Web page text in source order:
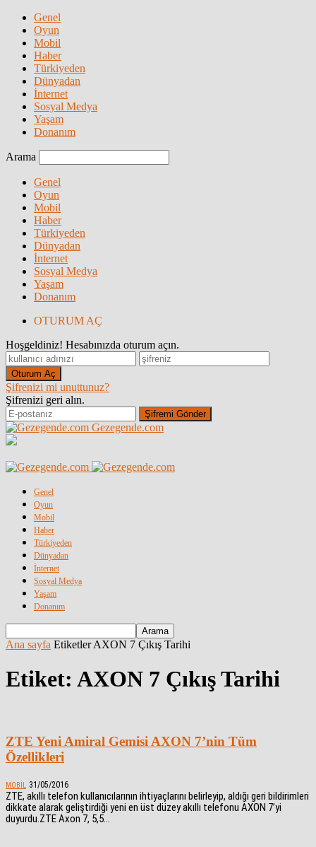
Genel
Oyun
Mobil
Haber
Türkiyeden
Dünyadan
İnternet
Sosyal Medya
Yaşam
Donanım
Arama
Genel
Oyun
Mobil
Haber
Türkiyeden
Dünyadan
İnternet
Sosyal Medya
Yaşam
Donanım
OTURUM AÇ
Hoşgeldiniz! Hesabınızda oturum açın.
Şifrenizi mi unuttunuz?
Şifrenizi geri alın.
Gezegende.com
Genel
Oyun
Mobil
Haber
Türkiyeden
Dünyadan
İnternet
Sosyal Medya
Yaşam
Donanım
Ana sayfa Etiketler AXON 7 Çıkış Tarihi
Etiket: AXON 7 Çıkış Tarihi
ZTE Yeni Amiral Gemisi AXON 7’nin Tüm
Özellikleri
MOBIL 31/05/2016
ZTE, akıllı telefon kullanıcılarının ihtiyaçlarını belirleyip, aldığı geri bildirimleri
dikkate alarak geliştirdiği yeni en üst düzey akıllı telefonu AXON 7’yi
duyurdu.ZTE Axon 7, 5,5...